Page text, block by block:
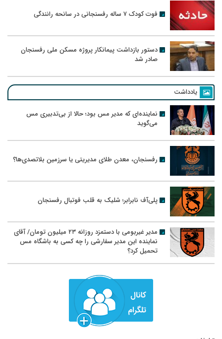
فوت کودک ۷ ساله رفسنجانی در سانحه رانندگی
دستور بازداشت پیمانکار پروژه مسکن ملی رفسنجان
صادر شد
یادداشت
نماینده‌ای که مدیر مس بود؛ حالا از بی‌تدبیری مس
می‌گوید
رفسنجان، معدن طلای مدیریتی یا سرزمین بلاتصدی‌ها؟
پلی‌آف نابرابر؛ شلیک به قلب فوتبال رفسنجان
مدیر غیربومی با دستمزد روزانه ۲۳ میلیون تومان/ آقای
نماینده این مدیر سفارشی را چه کسی به باشگاه مس
تحمیل کرد؟